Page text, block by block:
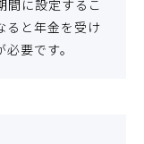
間に設定するこ
ると年金を受け
要です。